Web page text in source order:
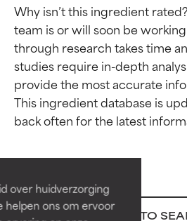
over huidverzorging
helpen ons om ervoor
Why isn’t this ingredient
team is or will soon be
through research takes time
studies require in-depth
provide the most accurate
This ingredient database is
BACK TO
Beoordelingen
ingrediënten
Bewezen en
onafhankelijk
Uitstekend actief
Beoordelingen
ingrediënten
Bewezen en
onafhankelijk
Uitstekend actief